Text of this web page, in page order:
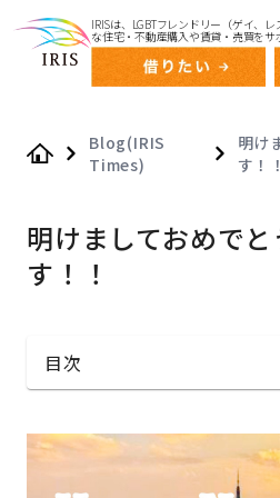
IRISは、LGBTフレンドリー（ゲイ、
な住宅・不動産購入や賃貸・売買をサ
Blog(IRIS
Times)
明け
す！！
明けましておめで
す！！
目次